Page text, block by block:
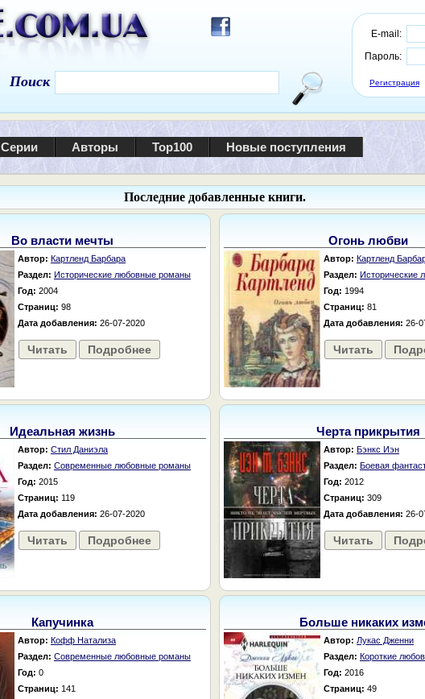
E-mail:
Пароль:
Регистрация
Поиск
Серии Авторы Top100 Новые поступления
Последние добавленные книги.
Во власти мечты
Автор: Картленд Барбара
Раздел: Исторические любовные романы
Год: 2004
Страниц: 98
Дата добавления: 26-07-2020
Читать Подробнее
Огонь любви
Автор: Картленд
Раздел: Исторические
Год: 1994
Страниц: 81
Дата добавления: 26-
Читать
Идеальная жизнь
Автор: Стил Даниэла
Раздел: Современные любовные романы
Год: 2015
Страниц: 119
Дата добавления: 26-07-2020
Читать Подробнее
Черта прикрытия
Автор: Бэнкс Иэн
Раздел: Боевая
Год: 2012
Страниц: 309
Дата добавления: 26-
Читать
Капучинка
Автор: Кофф Натализа
Раздел: Современные любовные романы
Год: 0
Страниц: 141
Больше никаких
Автор: Лукас Дженни
Раздел: Короткие
Год: 2016
Страниц: 49